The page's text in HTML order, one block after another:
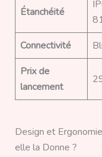
Étanchéité
Connectivité
Prix de
lancement
Design et
elle la Donne ?